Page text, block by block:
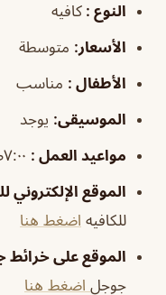
النوع : كافيه
الأسعار: متوسطة
الأطفال : مناسب
الموسيقى: يوجد
مواعيد العمل :
الموقع الإلكتروني
للكافيه اضغط هنا
الموقع على
جوجل اضغط هنا